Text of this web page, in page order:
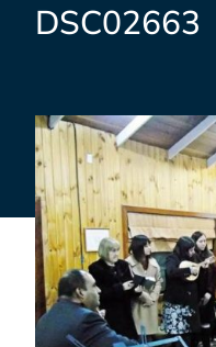
DSC02663